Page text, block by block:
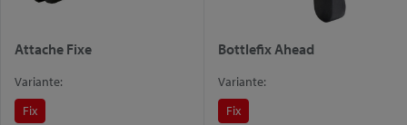
Attache Fixe
Variante:
Fix
Bottlefix Ahead
Variante:
Fix